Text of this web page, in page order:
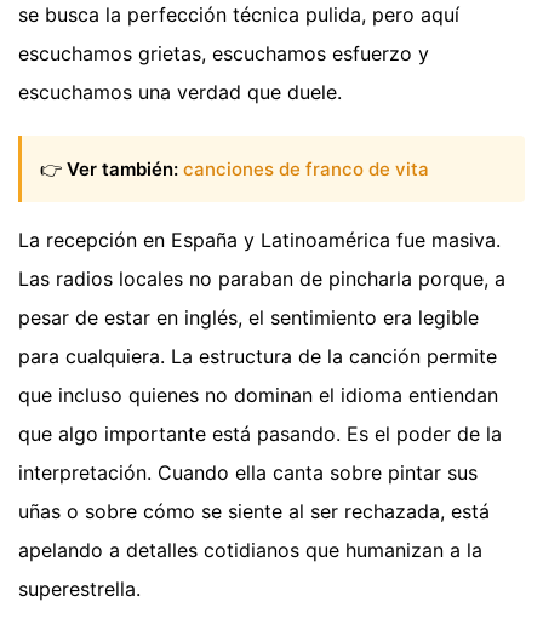
se busca la perfección técnica pulida, pero aquí
escuchamos grietas, escuchamos esfuerzo y
escuchamos una verdad que duele.
👉 Ver también: canciones de franco de vita
La recepción en España y Latinoamérica fue masiva.
Las radios locales no paraban de pincharla porque, a
pesar de estar en inglés, el sentimiento era legible
para cualquiera. La estructura de la canción permite
que incluso quienes no dominan el idioma entiendan
que algo importante está pasando. Es el poder de la
interpretación. Cuando ella canta sobre pintar sus
uñas o sobre cómo se siente al ser rechazada, está
apelando a detalles cotidianos que humanizan a la
superestrella.